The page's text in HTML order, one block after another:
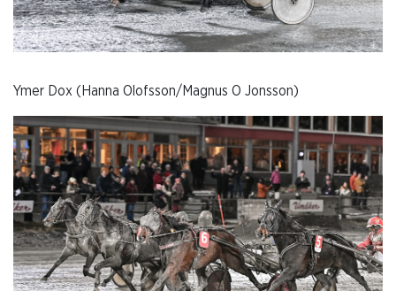
Ymer Dox (Hanna Olofsson/Magnus O Jonsson)